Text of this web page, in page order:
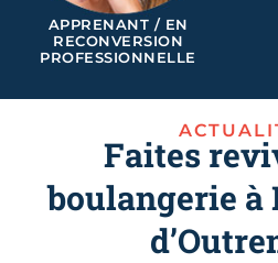
APPRENANT / EN
RECONVERSION
PROFESSIONNELLE
Faites
boulangerie à